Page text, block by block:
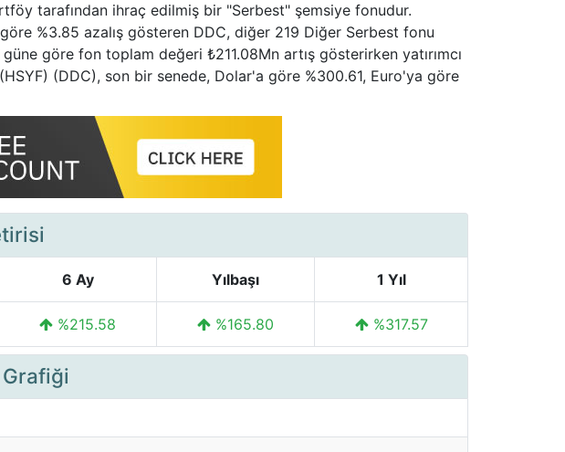
tarafından ihraç edilmiş bir "Serbest" şemsiye fonudur.
%3.85 azalış gösteren DDC, diğer 219 Diğer Serbest fonu
göre fon toplam değeri ₺211.08Mn artış gösterirken yatırımcı
(DDC), son bir senede, Dolar'a göre %300.61, Euro'ya göre
6 Ay Yılbaşı 1 Yıl
%215.58 %165.80 %317.57
Grafiği